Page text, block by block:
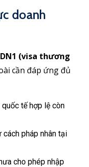
doanh
(visa thương
cần đáp ứng đủ
tế hợp lệ còn
cách pháp nhân tại
cho phép nhập